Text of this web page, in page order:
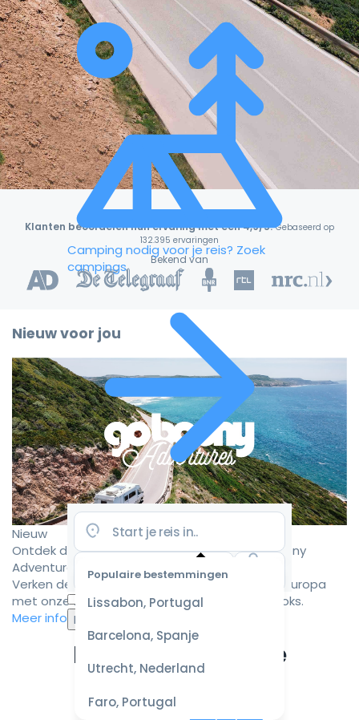
Camping nodig voor je reis? Zoek
campings
Populaire bestemmingen
Lissabon, Portugal
Barcelona, Spanje
Utrecht, Nederland
Faro, Portugal
Selecteer
datum
voor de
beste
prijzen
Klanten beoordelen hun ervaring met een 4,9/5! Gebaseerd op
132.395 ervaringen
Bekend van
Nieuw voor jou
Nieuw
Ontdek de mooiste camperroutes met Goboony
Adventures
Verken de mooiste camperbestemmingen in Europa
met onze zorgvuldig samengestelde roadbooks.
Meer informatie
Ervaar de ultieme
campervakantie